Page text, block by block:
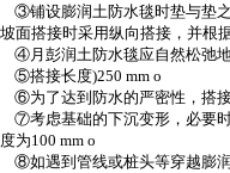
③铺设膨润土防水毯时垫与垫之
坡面搭接时采用纵向搭接，并根
④月彭润土防水毯应自然松弛地
⑤搭接长度)250 mm o
⑥为了达到防水的严密性，搭接
⑦考虑基础的下沉变形，必要时
度为100 mm o
⑧如遇到管线或桩头等穿越膨润